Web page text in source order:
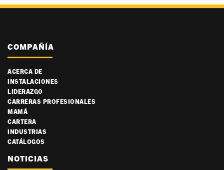
COMPAÑÍA
ACERCA DE
INSTALACIONES
LIDERAZGO
CARRERAS PROFESIONALES
MAMÁ
CARTERA
INDUSTRIAS
CATÁLOGOS
NOTICIAS